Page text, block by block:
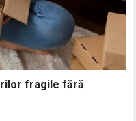
fragile fără